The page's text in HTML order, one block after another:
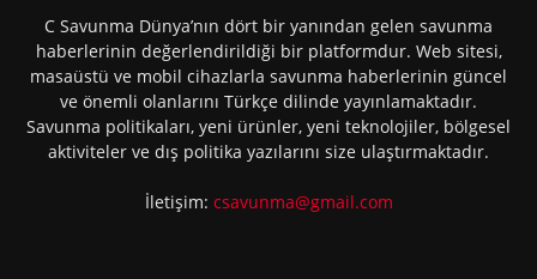
C Savunma Dünya’nın dört bir yanından gelen savunma
haberlerinin değerlendirildiği bir platformdur. Web sitesi,
masaüstü ve mobil cihazlarla savunma haberlerinin güncel
ve önemli olanlarını Türkçe dilinde yayınlamaktadır.
Savunma politikaları, yeni ürünler, yeni teknolojiler, bölgesel
aktiviteler ve dış politika yazılarını size ulaştırmaktadır.
İletişim: csavunma@gmail.com